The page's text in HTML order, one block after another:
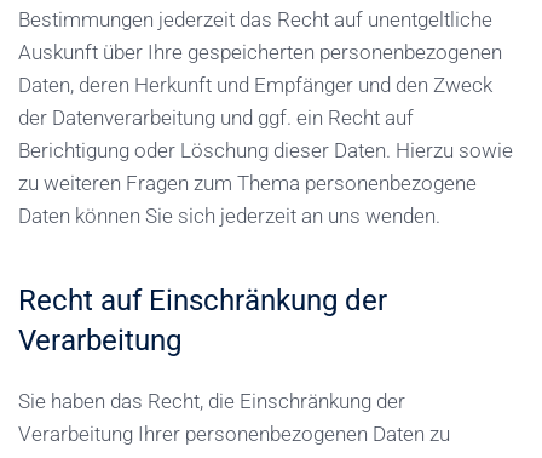
Bestimmungen jederzeit das Recht auf unentgeltliche
Auskunft über Ihre gespeicherten personenbezogenen
Daten, deren Herkunft und Empfänger und den Zweck
der Datenverarbeitung und ggf. ein Recht auf
Berichtigung oder Löschung dieser Daten. Hierzu sowie
zu weiteren Fragen zum Thema personenbezogene
Daten können Sie sich jederzeit an uns wenden.
Recht auf Einschränkung der
Verarbeitung
Sie haben das Recht, die Einschränkung der
Verarbeitung Ihrer personenbezogenen Daten zu